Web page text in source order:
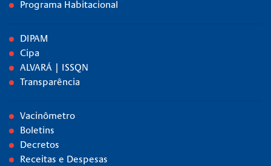
Programa Habitacional
DIPAM
Cipa
ALVARÁ | ISSQN
Transparência
Vacinômetro
Boletins
Decretos
Receitas e Despesas